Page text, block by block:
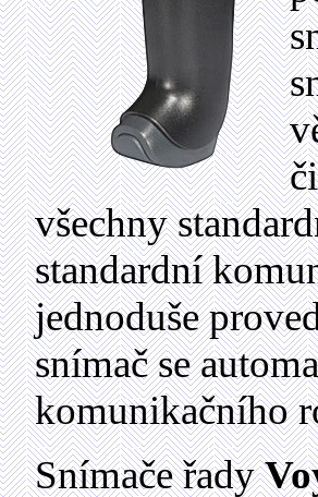
všechny
standardní
jednoduše
snímač se
komunikačního
Snímače řady